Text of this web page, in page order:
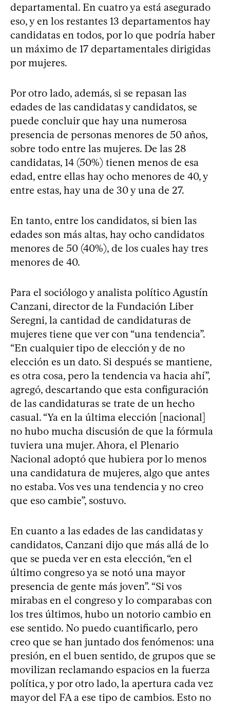
departamental. En cuatro ya está asegurado
eso, y en los restantes 13 departamentos hay
candidatas en todos, por lo que podría haber
un máximo de 17 departamentales dirigidas
por mujeres.
Por otro lado, además, si se repasan las
edades de las candidatas y candidatos, se
puede concluir que hay una numerosa
presencia de personas menores de 50 años,
sobre todo entre las mujeres. De las 28
candidatas, 14 (50%) tienen menos de esa
edad, entre ellas hay ocho menores de 40, y
entre estas, hay una de 30 y una de 27.
En tanto, entre los candidatos, si bien las
edades son más altas, hay ocho candidatos
menores de 50 (40%), de los cuales hay tres
menores de 40.
Para el sociólogo y analista político Agustín
Canzani, director de la Fundación Liber
Seregni, la cantidad de candidaturas de
mujeres tiene que ver con “una tendencia”.
“En cualquier tipo de elección y de no
elección es un dato. Si después se mantiene,
es otra cosa, pero la tendencia va hacia ahí”,
agregó, descartando que esta configuración
de las candidaturas se trate de un hecho
casual. “Ya en la última elección [nacional]
no hubo mucha discusión de que la fórmula
tuviera una mujer. Ahora, el Plenario
Nacional adoptó que hubiera por lo menos
una candidatura de mujeres, algo que antes
no estaba. Vos ves una tendencia y no creo
que eso cambie”, sostuvo.
En cuanto a las edades de las candidatas y
candidatos, Canzani dijo que más allá de lo
que se pueda ver en esta elección, “en el
último congreso ya se notó una mayor
presencia de gente más joven”. “Si vos
mirabas en el congreso y lo comparabas con
los tres últimos, hubo un notorio cambio en
ese sentido. No puedo cuantificarlo, pero
creo que se han juntado dos fenómenos: una
presión, en el buen sentido, de grupos que se
movilizan reclamando espacios en la fuerza
política, y por otro lado, la apertura cada vez
mayor del FA a ese tipo de cambios. Esto no